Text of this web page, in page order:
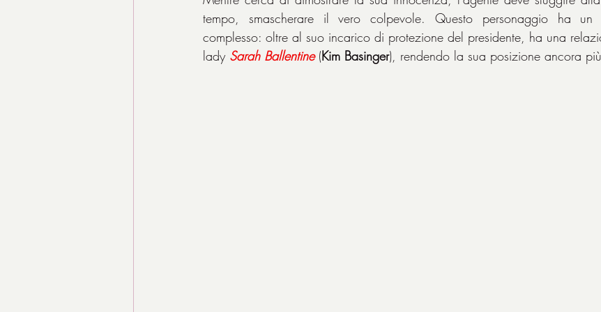
tempo, smascherare il vero colpevole. Questo personaggio ha un
complesso: oltre al suo incarico di protezione del presidente, ha una
lady Sarah Ballentine (Kim Basinger), rendendo la sua posizione ancora